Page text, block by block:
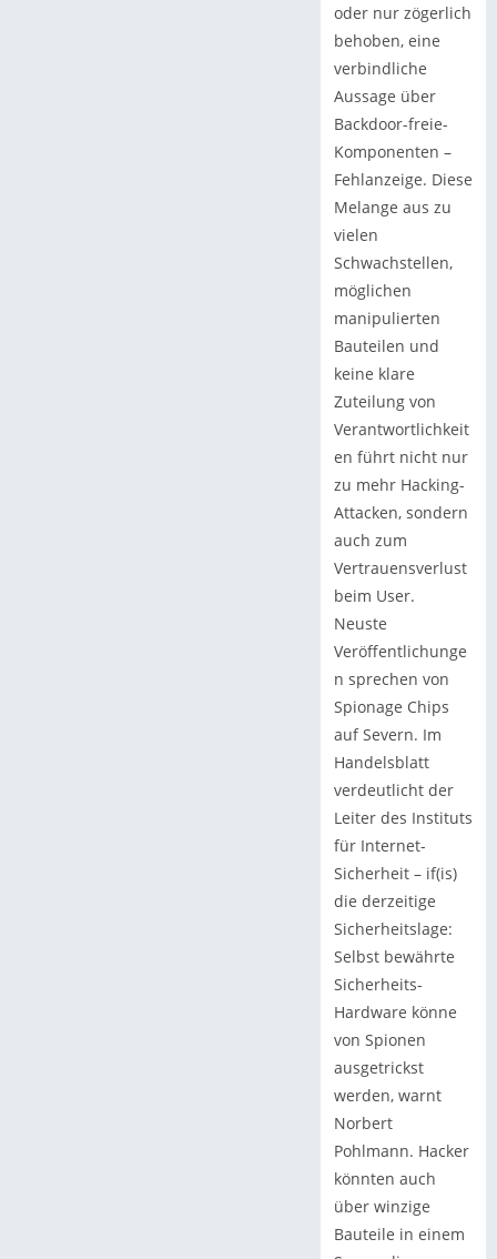
oder nur zögerlich
behoben, eine
verbindliche
Aussage über
Backdoor-freie-
Komponenten –
Fehlanzeige. Diese
Melange aus zu
vielen
Schwachstellen,
möglichen
manipulierten
Bauteilen und
keine klare
Zuteilung von
Verantwortlichkeit
en führt nicht nur
zu mehr Hacking-
Attacken, sondern
auch zum
Vertrauensverlust
beim User.
Neuste
Veröffentlichunge
n sprechen von
Spionage Chips
auf Severn. Im
Handelsblatt
verdeutlicht der
Leiter des Instituts
für Internet-
Sicherheit – if(is)
die derzeitige
Sicherheitslage:
Selbst bewährte
Sicherheits-
Hardware könne
von Spionen
ausgetrickst
werden, warnt
Norbert
Pohlmann. Hacker
könnten auch
über winzige
Bauteile in einem